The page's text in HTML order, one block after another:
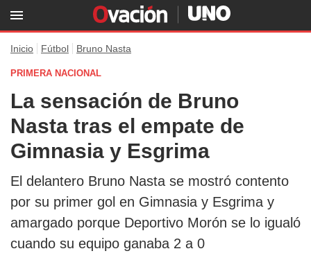
Inicio Fútbol Bruno Nasta
PRIMERA NACIONAL
La sensación de Bruno
Nasta tras el empate de
Gimnasia y Esgrima
El delantero Bruno Nasta se mostró contento
por su primer gol en Gimnasia y Esgrima y
amargado porque Deportivo Morón se lo igualó
cuando su equipo ganaba 2 a 0